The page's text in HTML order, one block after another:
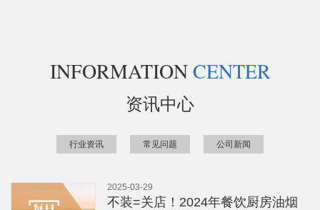
INFORMATIONCENTER
资讯中心
行业资讯 常见问题 公司新闻
2025-03-29
不装=关店！2024年餐饮厨房油烟